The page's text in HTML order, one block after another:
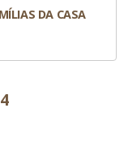
DA CASA
4